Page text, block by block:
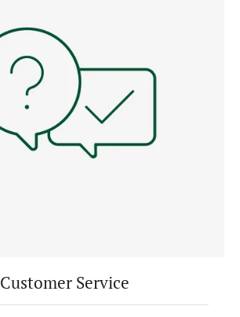
Customer Service